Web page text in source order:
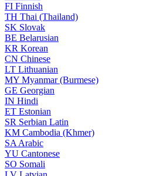
FI Finnish
TH Thai (Thailand)
SK Slovak
BE Belarusian
KR Korean
CN Chinese
LT Lithuanian
MY Myanmar (Burmese)
GE Georgian
IN Hindi
ET Estonian
SR Serbian Latin
KM Cambodia (Khmer)
SA Arabic
YU Cantonese
SO Somali